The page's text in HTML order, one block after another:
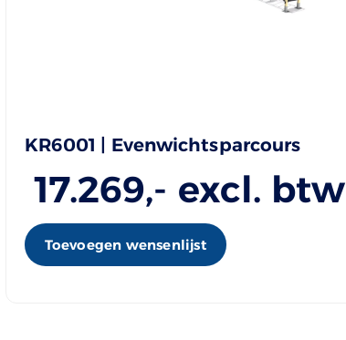
KR6001 | Evenwichtsparcours
17.269,- excl. btw
Toevoegen wensenlijst